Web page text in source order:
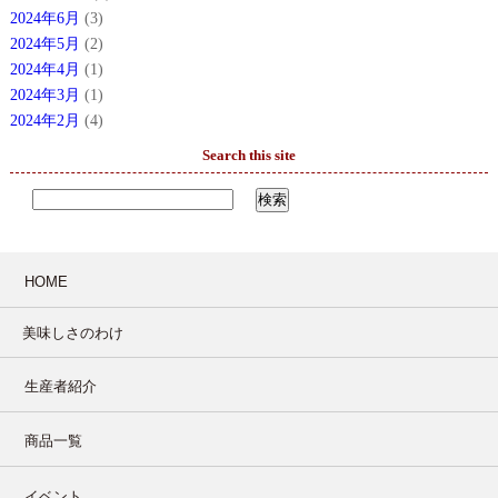
2024年6月 (3)
2024年5月 (2)
2024年4月 (1)
2024年3月 (1)
2024年2月 (4)
Search this site
HOME
美味しさのわけ
生産者紹介
商品一覧